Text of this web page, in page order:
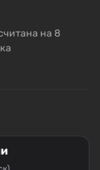
на 8